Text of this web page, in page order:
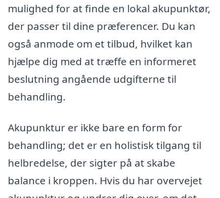
mulighed for at finde en lokal akupunktør,
der passer til dine præferencer. Du kan
også anmode om et tilbud, hvilket kan
hjælpe dig med at træffe en informeret
beslutning angående udgifterne til
behandling.
Akupunktur er ikke bare en form for
behandling; det er en holistisk tilgang til
helbredelse, der sigter på at skabe
balance i kroppen. Hvis du har overvejet